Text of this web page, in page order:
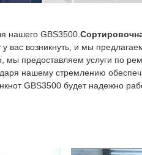
нашего GBS3500.
вас возникнуть, и мы
предоставляем услуги по
нашему стремлению
GBS3500 будет надежно